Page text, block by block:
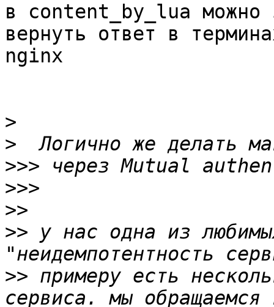
в content_by_lua можно
вернуть ответ в
nginx
>
>
>>>
>>>
>>
>> у нас одна из
>> примеру есть